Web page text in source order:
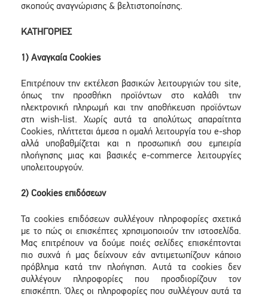
σκοπούς αναγνώρισης & βελτιστοποίησης.
ΚΑΤΗΓΟΡΙΕΣ
1) Αναγκαία Cookies
Επιτρέπουν την εκτέλεση βασικών λειτουργιών του site,
όπως την προσθήκη προϊόντων στο καλάθι την
ηλεκτρονική πληρωμή και την αποθήκευση προϊόντων
στη wish-list. Χωρίς αυτά τα απολύτως απαραίτητα
Cookies, πλήττεται άμεσα η ομαλή λειτουργία του e-shop
αλλά υποβαθμίζεται και η προσωπική σου εμπειρία
πλοήγησης μιας και βασικές e-commerce λειτουργίες
υπολειτουργούν.
2) Cookies επιδόσεων
Τα cookies επιδόσεων συλλέγουν πληροφορίες σχετικά
με το πώς οι επισκέπτες χρησιμοποιούν την ιστοσελίδα.
Μας επιτρέπουν να δούμε ποιές σελίδες επισκέπτονται
πιο συχνά ή μας δείχνουν εάν αντιμετωπίζουν κάποιο
πρόβλημα κατά την πλοήγηση. Αυτά τα cookies δεν
συλλέγουν πληροφορίες που προσδιορίζουν τον
επισκέπτη. Όλες οι πληροφορίες που συλλέγουν αυτά τα